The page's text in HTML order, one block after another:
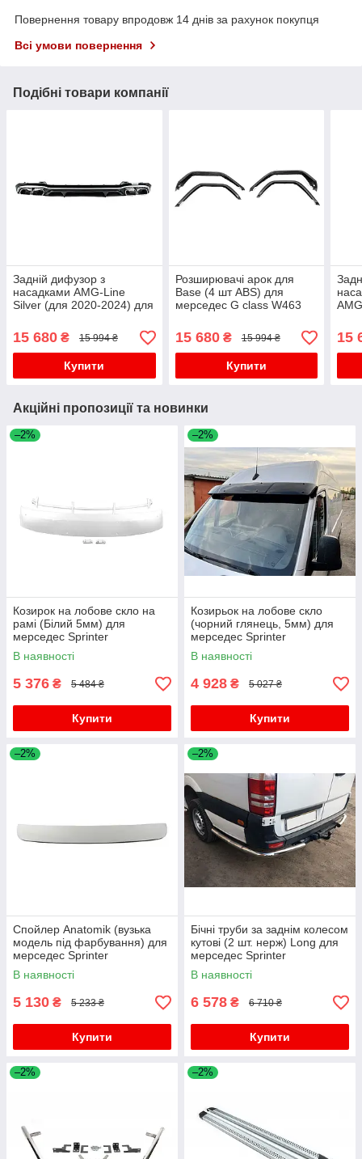
Повернення товару впродовж 14 днів за рахунок покупця
Всі умови повернення
Подібні товари компанії
Задній дифузор з
насадками AMG-Line
Silver (для 2020-2024) для
15 680 ₴ 15 994 ₴
Купити
Розширювачі арок для
Base (4 шт ABS) для
мерседес G сlass W463
15 680₴ 15 994 ₴
Купити
15
Акційні пропозиції та новинки
–2%
Козирок на лобове скло на
рамі (Білий 5мм) для
мерседес Sprinter
W907/W910 2018- рр
В наявності
5 376 ₴ 5 484 ₴
Купити
–2%
Козирьок на лобове скло
(чорний глянець, 5мм) для
мерседес Sprinter
W907/W910 2018- рр
В наявності
4 928 ₴ 5 027 ₴
Купити
–2%
Спойлер Anatomik (вузька
модель під фарбування) для
мерседес Sprinter
W907/W910 2018- рр
В наявності
5 130 ₴ 5 233 ₴
Купити
–2%
Бічні труби за заднім колесом
кутові (2 шт. нерж) Long для
мерседес Sprinter
W907/W910 2018- рр
В наявності
6 578 ₴ 6 710 ₴
Купити
–2% –2%